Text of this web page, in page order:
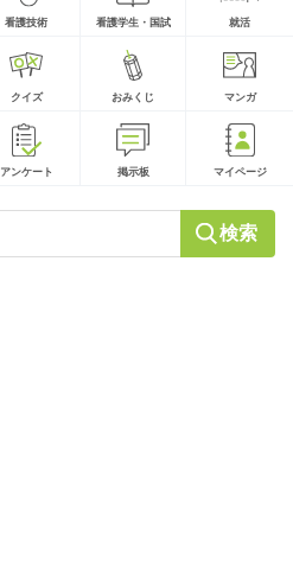
看護技術 看護学生・国試 就活
クイズ おみくじ マンガ
アンケート 掲示板 マイページ
検索